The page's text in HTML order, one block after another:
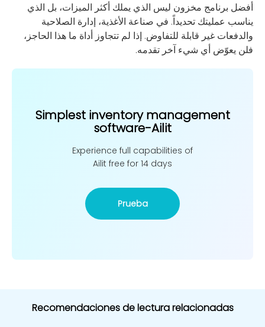
أفضل برنامج مخزون ليس الذي يملك أكثر الميزات، بل الذي
يناسب عمليتك تحديداً. في صناعة الأغذية، إدارة الصلاحية
والدفعات غير قابلة للتفاوض. إذا لم تتجاوز أداة ما هذا الحاجز،
فلن يعوّض أي شيء آخر تقدمه.
Simplest inventory management
software-Ailit
Experience full capabilities of
Ailit free for 14 days
Prueba
Recomendaciones de lectura relacionadas